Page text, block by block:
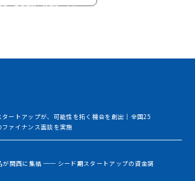
家、事業会社、自治体、アカ
ートアップが、可能性を拓く機会を創出｜全国25
ァイナンス面談を実施
が関西に集結 ── シード期スタートアップの資金調